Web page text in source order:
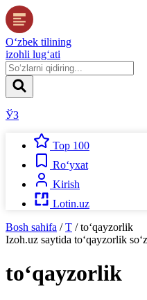
O‘zbek tilining
izohli lug‘ati
ЎЗ
Top 100
Ro‘yxat
Kirish
Lotin.uz
Bosh sahifa / T / to‘qayzorlik
Izoh.uz saytida to‘qayzorlik
to‘qayzorlik